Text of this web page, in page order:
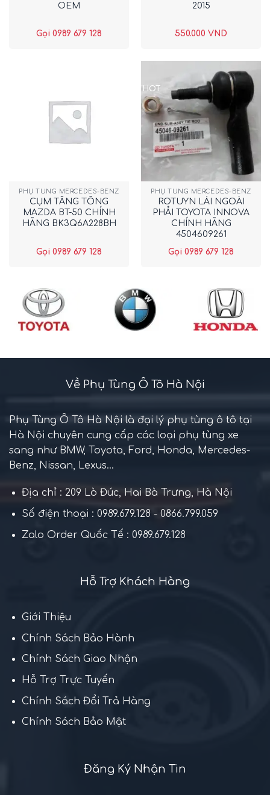
OEM
Gọi 0989 679 128
2015
550.000 VND
PHỤ TÙNG MERCEDES-BENZ
CỤM TĂNG TỔNG
MAZDA BT-50 CHÍNH
HÃNG BK3Q6A228BH
Gọi 0989 679 128
HOT
PHỤ TÙNG MERCEDES-BENZ
ROTUYN LÁI NGOÀI
PHẢI TOYOTA INNOVA
CHÍNH HÃNG
4504609261
Gọi 0989 679 128
Về Phụ Tùng Ô Tô Hà Nội
Phụ Tùng Ô Tô Hà Nội là đại lý phụ tùng ô tô tại
Hà Nội chuyên cung cấp các loại phụ tùng xe
sang như BMW, Toyota, Ford, Honda, Mercedes-
Benz, Nissan, Lexus...
Địa chỉ : 209 Lò Đúc, Hai Bà Trưng, Hà Nội
Số điện thoại : 0989.679.128 - 0866.799.059
Zalo Order Quốc Tế : 0989.679.128
Hỗ Trợ Khách Hàng
Giới Thiệu
Chính Sách Bảo Hành
Chính Sách Giao Nhận
Hỗ Trợ Trực Tuyến
Chính Sách Đổi Trả Hàng
Chính Sách Bảo Mật
Đăng Ký Nhận Tin